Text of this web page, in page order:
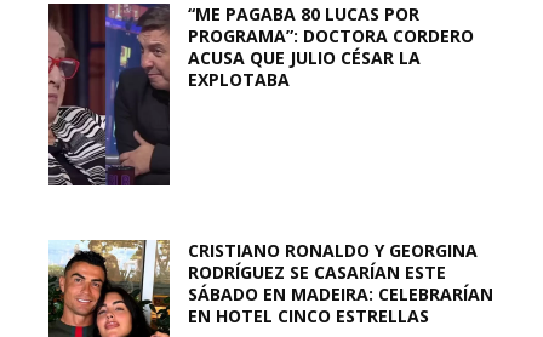
“ME PAGABA 80 LUCAS POR
PROGRAMA”: DOCTORA CORDERO
ACUSA QUE JULIO CÉSAR LA
EXPLOTABA
CRISTIANO RONALDO Y GEORGINA
RODRÍGUEZ SE CASARÍAN ESTE
SÁBADO EN MADEIRA: CELEBRARÍAN
EN HOTEL CINCO ESTRELLAS